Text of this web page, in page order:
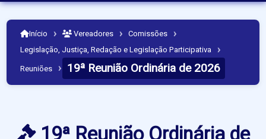
Início › Vereadores › Comissões ›
Legislação, Justiça, Redação e Legislação Participativa ›
Reuniões › 19ª Reunião Ordinária de 2026